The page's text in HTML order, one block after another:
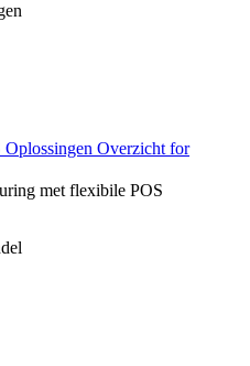
Oplossingen Overzicht for
met flexibile POS